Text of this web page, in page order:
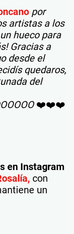
por
artistas a los
hueco para
Gracias a
desde el
quedaros,
del
❤️❤️❤️
en Instagram
con
un